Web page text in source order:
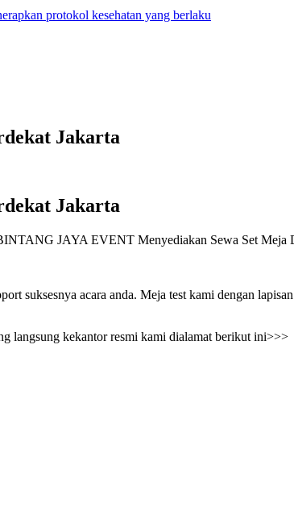
protokol kesehatan yang berlaku
Jakarta
Jakarta
JAYA EVENT Menyediakan Sewa Set Meja
suksesnya acara anda. Meja test kami dengan
langsung kekantor resmi kami dialamat berikut ini>>>